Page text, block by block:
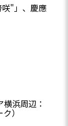
咲"」、慶應
浜周辺：
）